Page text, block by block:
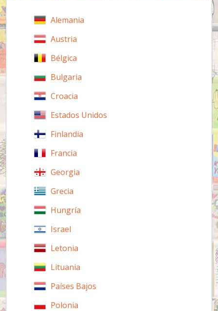
Alemania
Austria
Bélgica
Bulgaria
Croacia
Estados Unidos
Finlandia
Francia
Georgia
Grecia
Hungría
Israel
Letonia
Lituania
Países Bajos
Polonia